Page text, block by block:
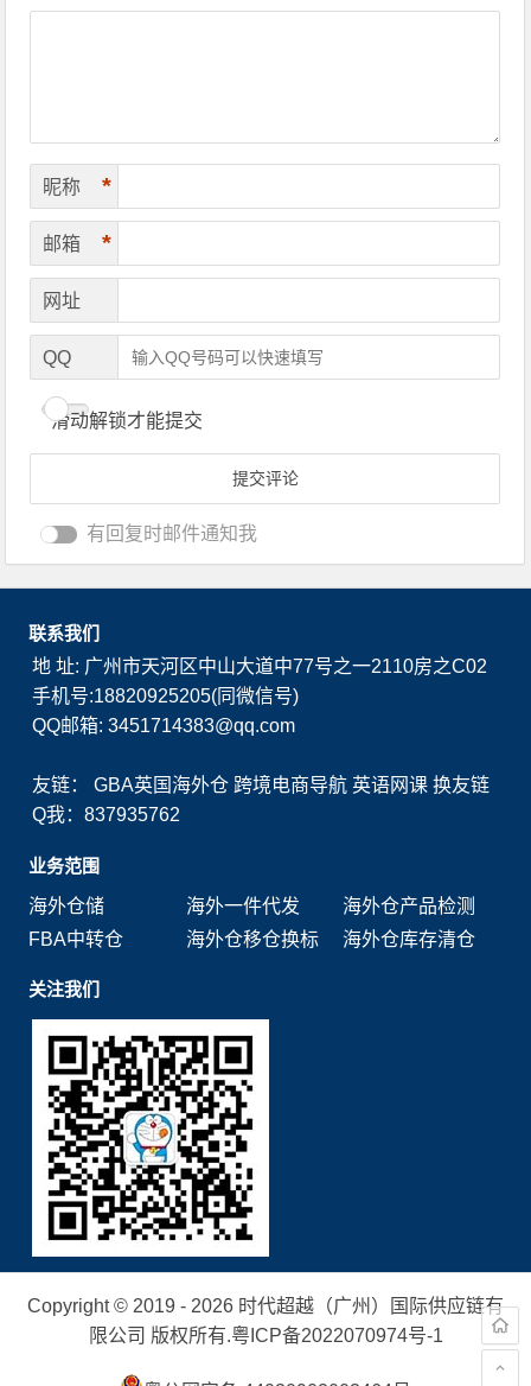
昵称 *
邮箱 *
网址
QQ
滑动解锁才能提交
有回复时邮件通知我
联系我们
地 址: 广州市天河区中山大道中77号之一2110房之C02
手机号:18820925205(同微信号)
QQ邮箱: 3451714383@qq.com
友链：GBA英国海外仓 跨境电商导航 英语网课 换友链
Q我：837935762
业务范围
海外仓储
海外一件代发
海外仓产品检测
FBA中转仓
海外仓移仓换标 海外仓库存清仓
关注我们
Copyright © 2019 - 2026 时代超越（广州）国际供应链有
限公司 版权所有.粤ICP备2022070974号-1